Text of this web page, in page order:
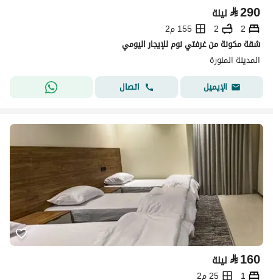
⃁290 ليلة
2
2
155 م2
شقة مكونة من غرفتي نوم للإيجار اليومي
المدينة المنورة
الإيميل
اتصال
⃁160 ليلة
1 25 م2